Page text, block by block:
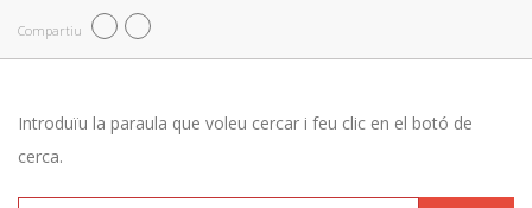
Compartiu
Introduïu la paraula que voleu cercar i feu clic en el botó de
cerca.